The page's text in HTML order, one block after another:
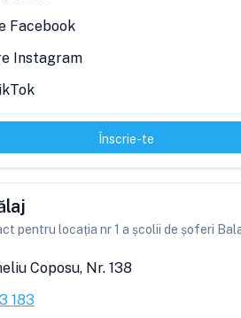
Facebook
Instagram
Înscrie-te
pentru locația nr 1 a școlii de șoferi
Coposu, Nr. 138
183